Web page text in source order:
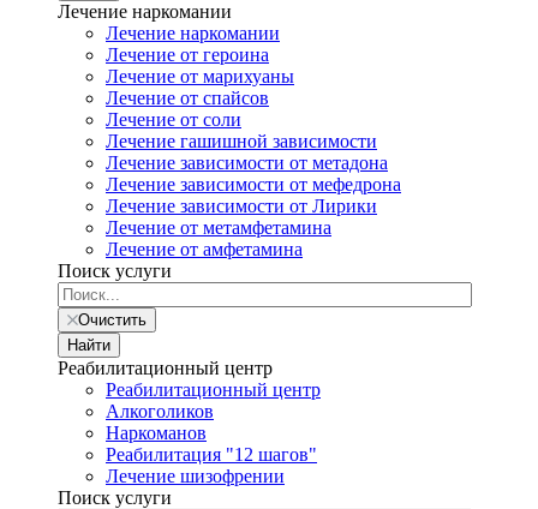
Лечение наркомании
Лечение наркомании
Лечение от героина
Лечение от марихуаны
Лечение от спайсов
Лечение от соли
Лечение гашишной зависимости
Лечение зависимости от метадона
Лечение зависимости от мефедрона
Лечение зависимости от Лирики
Лечение от метамфетамина
Лечение от амфетамина
Поиск услуги
Очистить
Найти
Реабилитационный центр
Реабилитационный центр
Алкоголиков
Наркоманов
Реабилитация "12 шагов"
Лечение шизофрении
Поиск услуги